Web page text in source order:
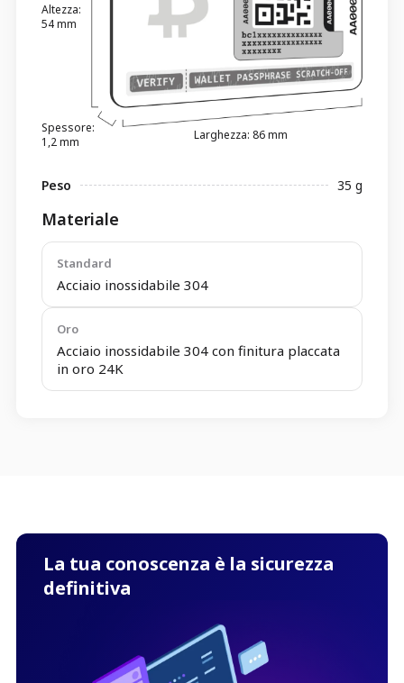
Altezza:
54 mm
Spessore:
1,2 mm
Larghezza: 86 mm
Peso 35 g
Materiale
Standard
Acciaio inossidabile 304
Oro
Acciaio inossidabile 304 con finitura placcata
in oro 24K
La tua conoscenza è la sicurezza
definitiva